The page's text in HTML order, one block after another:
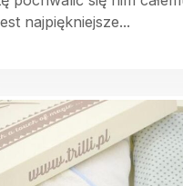
najpiękniejsze...